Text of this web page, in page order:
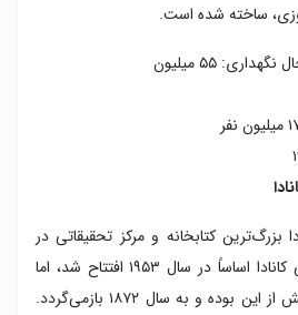
۵۵ میلیون
بزرگ‌ترین کتابخانه و مرکز تحقیقاتی در
کانادا است. کتابخانه‌ی ملی کانادا اساساً در سال ۱۹۵۳ افتتاح شد، اما
قدمت آرشیو ملی کانادا بیش از این بوده و به سال ۱۸۷۲ بازمی‌گردد.